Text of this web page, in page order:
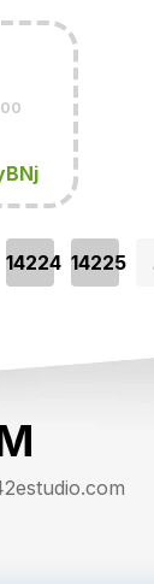
14224 14225